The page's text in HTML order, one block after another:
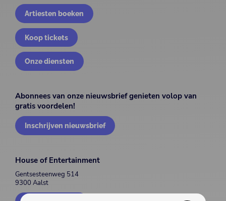
Artiesten boeken
Koop tickets
Onze diensten
Abonnees van onze nieuwsbrief genieten volop van
gratis voordelen!
Inschrijven nieuwsbrief
House of Entertainment
Gentsesteenweg 514
9300 Aalst